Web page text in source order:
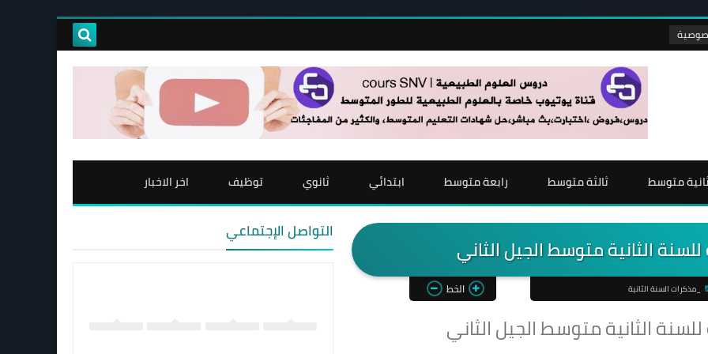
متوسط ثالثة متوسط رابعة متوسط ابتدائي ثانوي توظيف اخر الاخبار
الثانية متوسط الجيل الثاني
_مذكرات السنة الثانية الخط
الثانية متوسط الجيل الثاني
التواصل الإجتماعي